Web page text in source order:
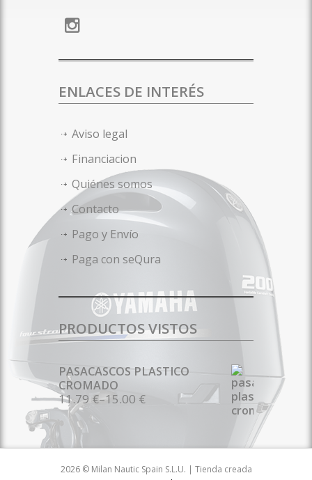
ENLACES DE INTERÉS
Aviso legal
Financiacion
Quiénes somos
Contacto
Pago y Envío
Paga con seQura
PRODUCTOS VISTOS
PASACASCOS PLASTICO
CROMADO
11.79 €–15.00 €
2026 © Milan Nautic Spain S.L.U. | Tienda creada